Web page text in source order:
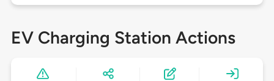
EV Charging Station Actions